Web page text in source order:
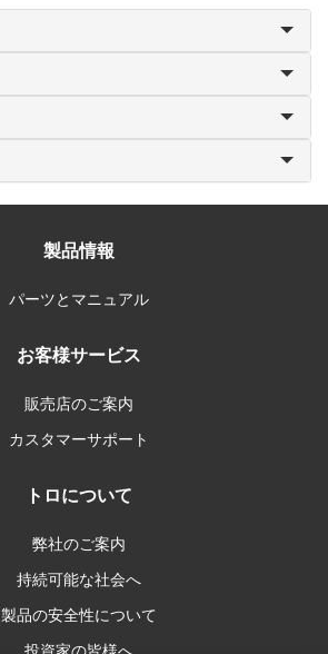
製品情報
パーツとマニュアル
お客様サービス
販売店のご案内
カスタマーサポート
トロについて
弊社のご案内
持続可能な社会へ
製品の安全性について